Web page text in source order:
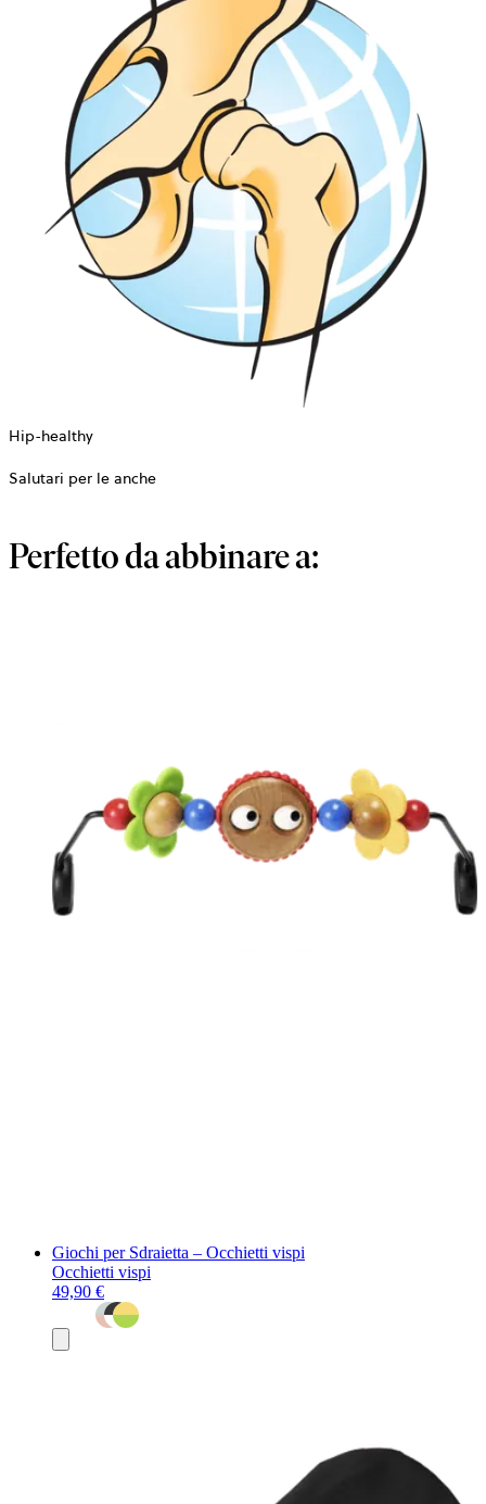
Hip-healthy
Salutari per le anche
Perfetto da abbinare a:
Giochi per Sdraietta – Occhietti vispi
Occhietti vispi
49,90 €
al